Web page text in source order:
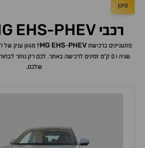
סינון
רכבי EHS-PHEV
מתעניינים ברכישת MG EHS-PHEV ? מגוון ענק של
שניה ו 0 ק"מ זמינים לרכישה באתר, לכם רק נותר לבחור את ה
שלכם.